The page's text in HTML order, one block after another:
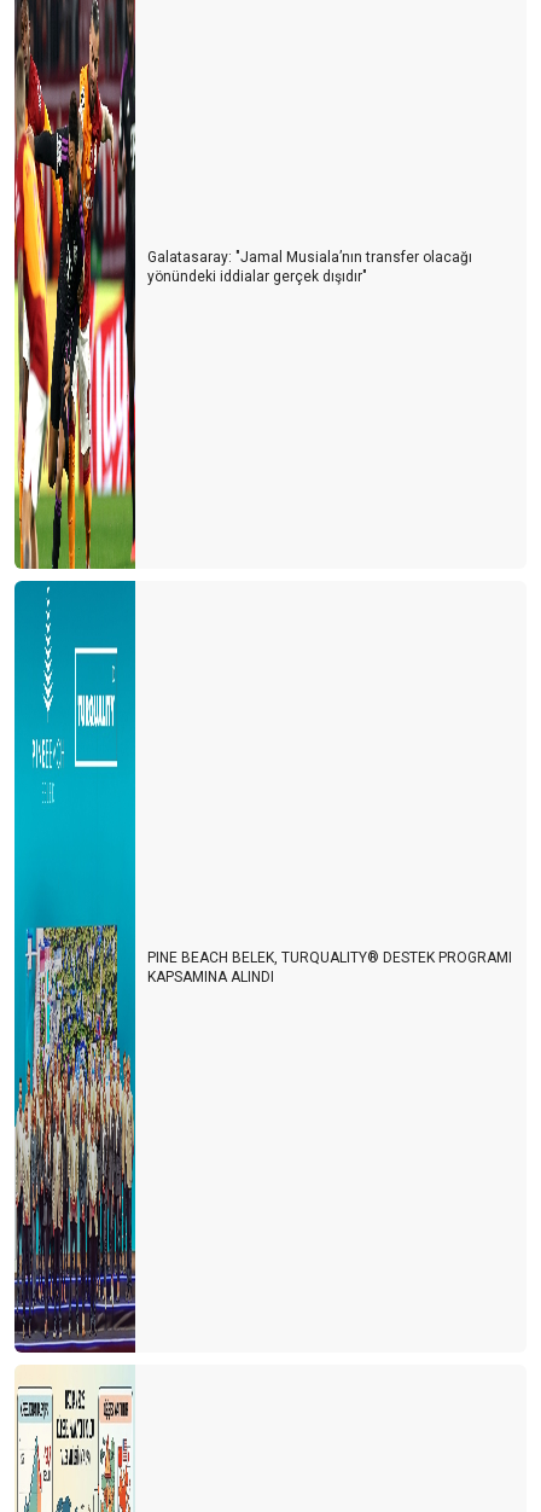
KARAALİOĞLU’NUN ÇIĞLIĞI
REWE, FTI’yı ya yutarsa…
Türk gibi başladık, İngiliz gibi bitirdik
İÇİNDEN TIR GEÇEN ANTİK KENT
TURİZMDE DÜNYA SIRALAMASI DEĞİŞTİ
Herşey dahil 6 gün olsun
Havasahası kapalı Ukrayna’dan 134.000 Ukraynalı turist geldi
Tanıtımda özgün olmalıyız
Yerleşik göçmenler geliyor
Kaptan S.O.S. veriyor
Antalya’ya 1 milyon İngiliz turist geldi
Antalya'nın kardeş şehirleri
Başarının reçetesi
SONGÜL VE ÖNDER
9 ay bize yeter
Sonbaharda Kıbrıs
DİŞ TURİZMİ
Biz işgücü çağırmıştık insanlar geldi
GÜNDE 21 € YA 56 GÜN TATİL
Galatasaray: "Jamal Musiala’nın transfer olacağı
yönündeki iddialar gerçek dışıdır"
PINE BEACH BELEK, TURQUALITY® DESTEK PROGRAMI
KAPSAMINA ALINDI